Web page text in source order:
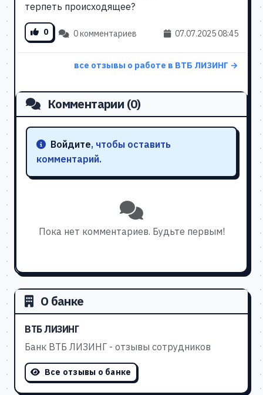
терпеть происходящее?
0 0 комментариев 07.07.2025 08:45
все отзывы о работе в ВТБ ЛИЗИНГ →
Комментарии (0)
Войдите, чтобы оставить
комментарий.
Пока нет комментариев. Будьте первым!
О банке
ВТБ ЛИЗИНГ
Банк ВТБ ЛИЗИНГ - отзывы сотрудников
Все отзывы о банке